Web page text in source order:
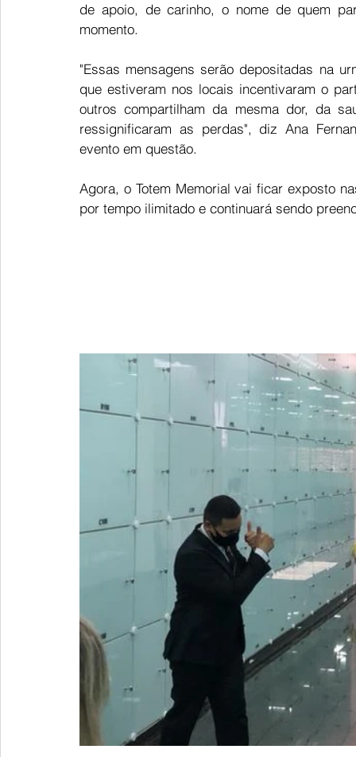
de apoio, de carinho, o nome de quem
momento.
"Essas mensagens serão depositadas na
que estiveram nos locais incentivaram o
outros compartilham da mesma dor, da
ressignificaram as perdas", diz Ana
evento em questão.
Agora, o Totem Memorial vai ficar exposto
por tempo ilimitado e continuará sendo